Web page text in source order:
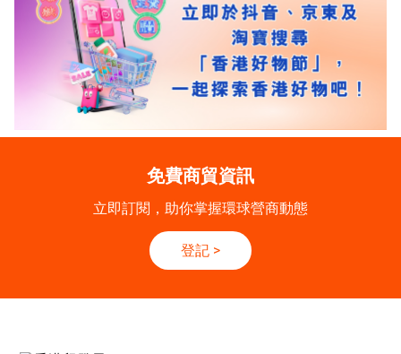
免費商貿資訊
立即訂閱，助你掌握環球營商動態
登記 >